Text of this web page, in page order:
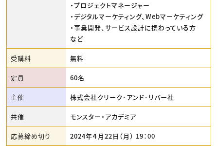
・プロジェクトマネージャー
・デジタルマーケティング、Webマーケティング
・事業開発、サービス設計に携わっている方
など
受講料 無料
定員 60名
主催 株式会社クリーク･アンド･リバー社
共催 モンスター・アカデミア
応募締め切り 2024年４月22日（月） 19：00